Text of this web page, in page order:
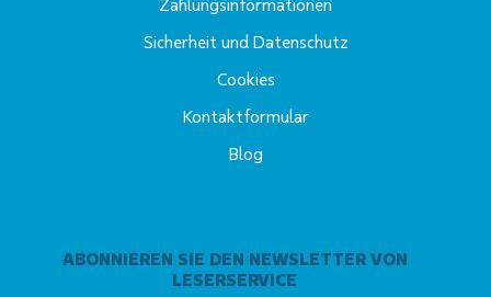
ABONNIEREN SIE DEN NEWSLETTER VON
LESERSERVICE
Zahlungsinformationen
Sicherheit und Datenschutz
Cookies
Kontaktformular
Blog